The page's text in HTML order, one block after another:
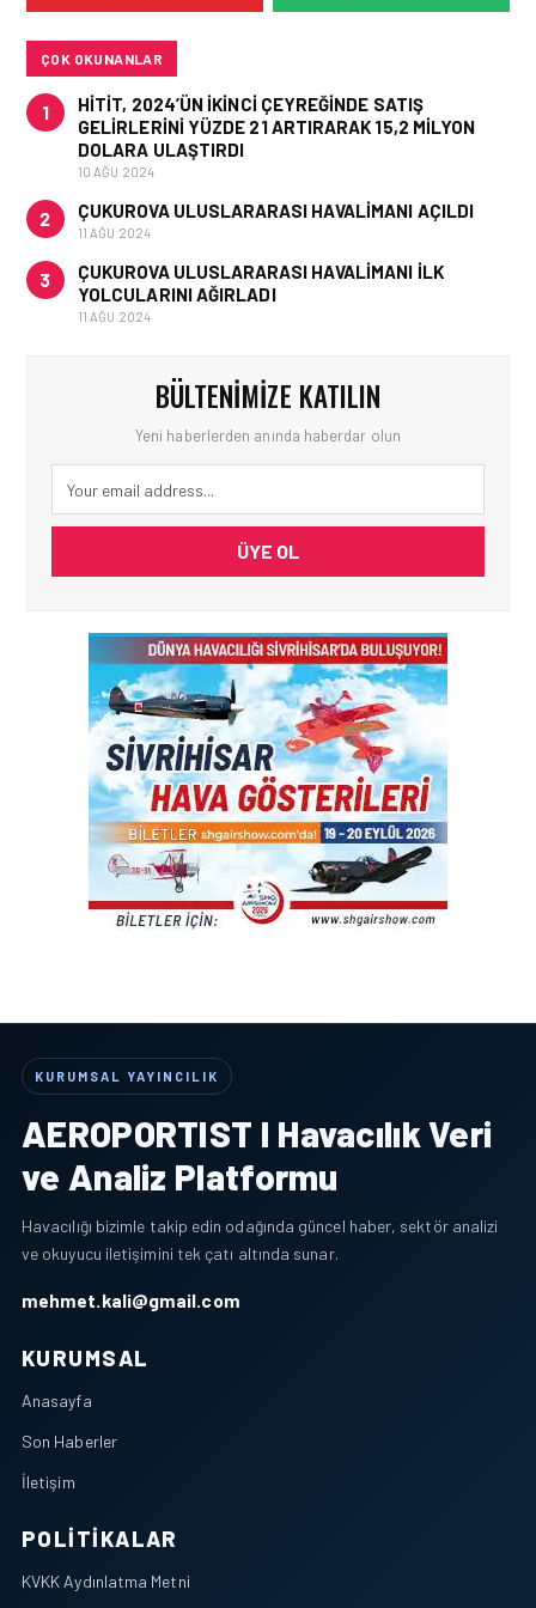
U-DREAM BAŞ
ÇOK OKUNANLAR
1
HITIT, 2024’ÜN IKINCI ÇEYREĞINDE SATIŞ
GELIRLERINI YÜZDE 21 ARTIRARAK 15,2 MILYON
DOLARA ULAŞTIRDI
10 AĞU 2024
2 ÇUKUROVA ULUSLARARASI HAVALIMANI AÇILDI
11 AĞU 2024
3
ÇUKUROVA ULUSLARARASI HAVALIMANI İLK
YOLCULARINI AĞIRLADI
11 AĞU 2024
BÜLTENIMIZE KATILIN
Yeni haberlerden anında haberdar olun
ÜYE OL
KURUMSAL YAYINCILIK
AEROPORTIST I Havacılık Veri
ve Analiz Platformu
Havacılığı bizimle takip edin odağında güncel haber, sektör analizi
ve okuyucu iletişimini tek çatı altında sunar.
mehmet.kali@gmail.com
KURUMSAL
Anasayfa
Son Haberler
İletişim
POLITIKALAR
KVKK Aydınlatma Metni